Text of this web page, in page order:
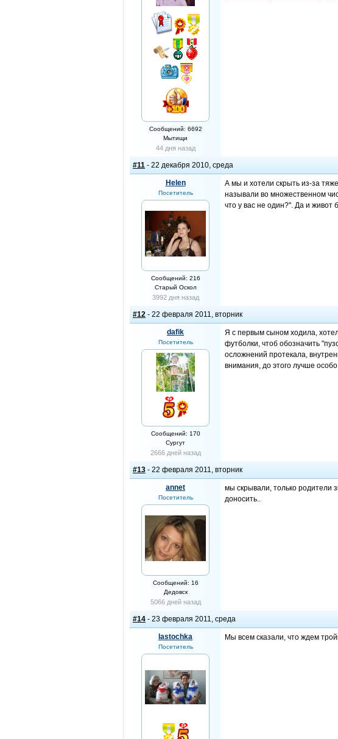
Сообщений: 6692
Мытищи
44 дня назад
#11 - 22 декабря 2010, среда
Helen
Посетитель
Сообщений: 216
Старый Оскол
3992 дня назад
А мы и хотели скрыть из-за
называли во множественном
что у вас не один?". Да и
#12 - 22 февраля 2011, вторник
dafik
Посетитель
Сообщений: 170
Сургут
2666 дней назад
Я с первым сыном ходила,
футболки, чтоб обозначить
осложнений протекала,
внимания, до этого лучше
#13 - 22 февраля 2011, вторник
annet
Посетитель
Сообщений: 16
Дедовск
5066 дней назад
мы скрывали, только родители
доносить..
#14 - 23 февраля 2011, среда
lastochka
Посетитель
Мы всем сказали, что ждем